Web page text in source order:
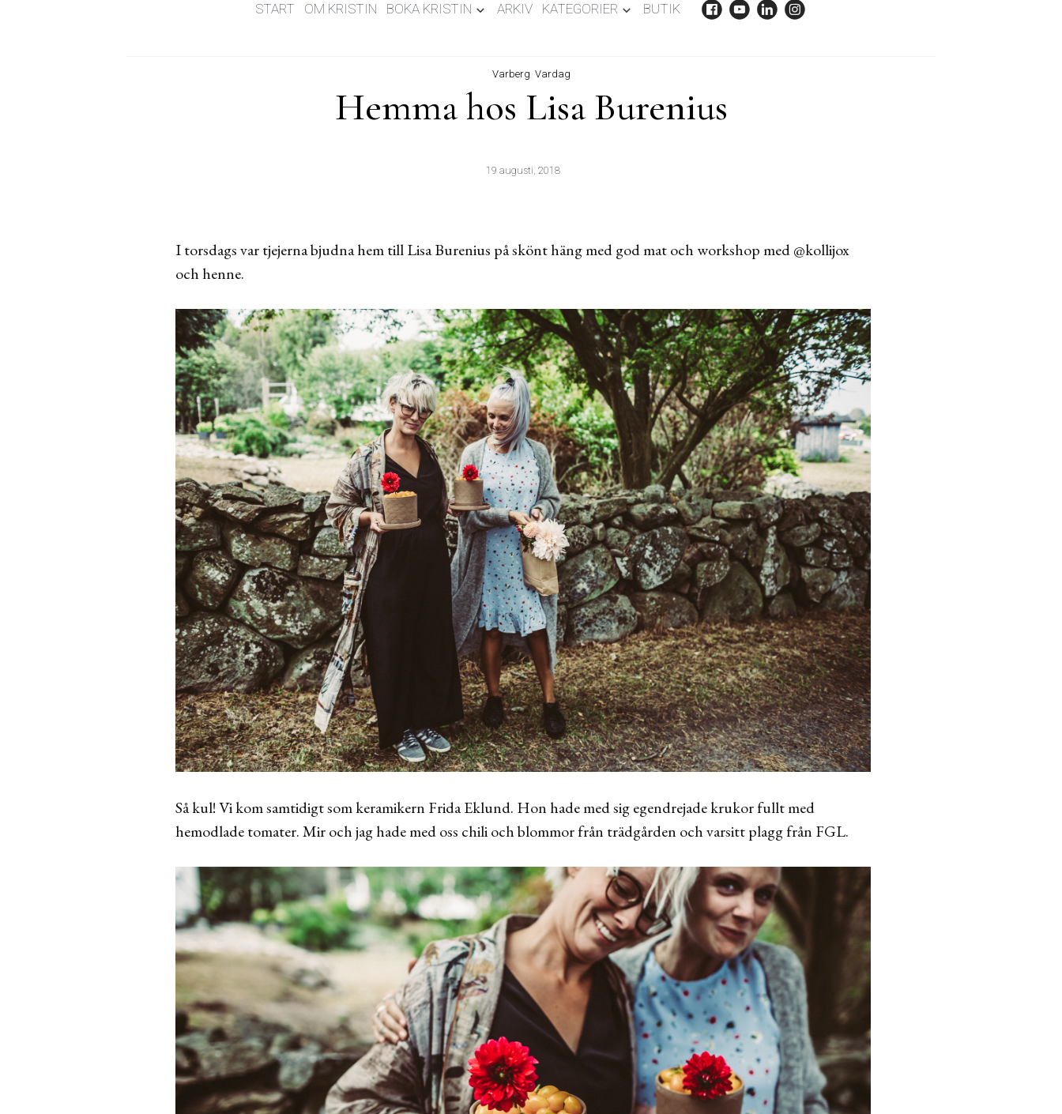
START OM KRISTIN BOKA KRISTIN ARKIV KATEGORIER BUTIK
Varberg Vardag
Hemma hos Lisa Burenius
19 augusti, 2018
I torsdags var tjejerna bjudna hem till Lisa Burenius på skönt häng med god mat och workshop med @kollijox
och henne.
Så kul! Vi kom samtidigt som keramikern Frida Eklund. Hon hade med sig egendrejade krukor fullt med
hemodlade tomater. Mir och jag hade med oss chili och blommor från trädgården och varsitt plagg från FGL.